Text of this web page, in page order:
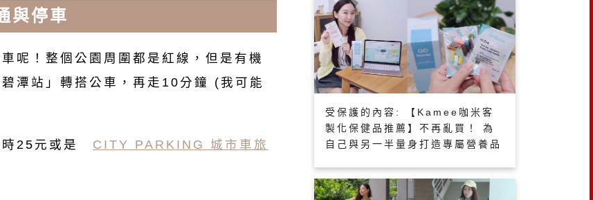
與停車
呢！整個公園周圍都是紅線，但是有機
潭站」轉搭公車，再走10分鐘 (我可能
25元或是 CITY PARKING 城市車旅
受保護的內容: 【Kamee咖米客
製化保健品推薦】不再亂買！ 為
自己與另一半量身打造專屬營養品